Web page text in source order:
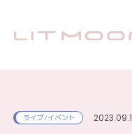
ライブ/イベント